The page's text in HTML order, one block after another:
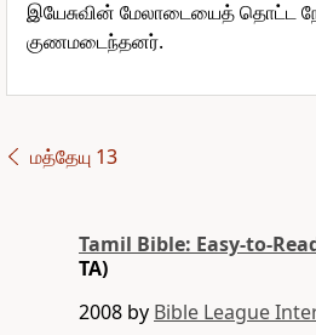
இயேசுவின் மேலாடையைத் தொட்ட
குணமடைந்தனர்.
மத்தேயு 13
Tamil Bible: Easy-to-
TA)
2008 by Bible League